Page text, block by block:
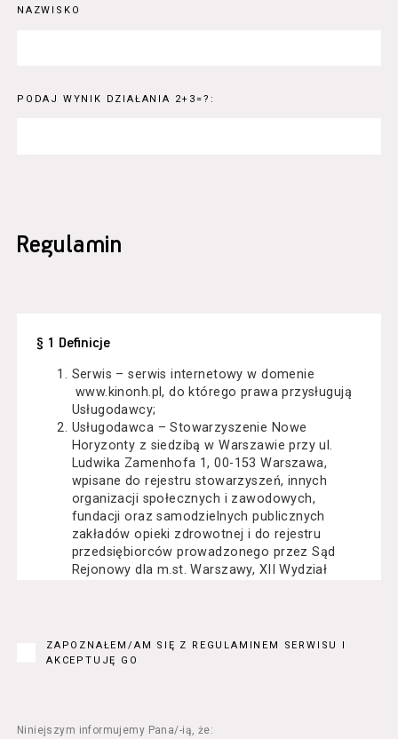
NAZWISKO
PODAJ WYNIK DZIAŁANIA 2+3=?:
Regulamin
§ 1 Definicje
Serwis – serwis internetowy w domenie
www.kinonh.pl, do którego prawa przysługują
Usługodawcy;
Usługodawca – Stowarzyszenie Nowe
Horyzonty z siedzibą w Warszawie przy ul.
Ludwika Zamenhofa 1, 00-153 Warszawa,
wpisane do rejestru stowarzyszeń, innych
organizacji społecznych i zawodowych,
fundacji oraz samodzielnych publicznych
zakładów opieki zdrowotnej i do rejestru
przedsiębiorców prowadzonego przez Sąd
Rejonowy dla m.st. Warszawy, XII Wydział
Usługobiorca - osoba fizyczna, osoba prawna
lub jednostka organizacyjna nieposiadająca
Usługodawcę drogą elektroniczną z
ZAPOZNAŁEM/AM SIĘ Z REGULAMINEM SERWISU I
AKCEPTUJĘ GO
Niniejszym informujemy Pana/-ią, że: